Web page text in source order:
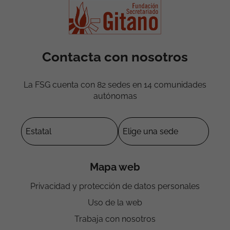
Contacta con nosotros
La FSG cuenta con 82 sedes en 14 comunidades
autónomas
Mapa web
Privacidad y protección de datos personales
Uso de la web
Trabaja con nosotros